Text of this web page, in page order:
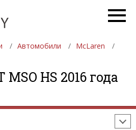
Автомобили
McLaren
HS 2016 года
АВТОМОБИЛИ
ДЕВУШКИ
1